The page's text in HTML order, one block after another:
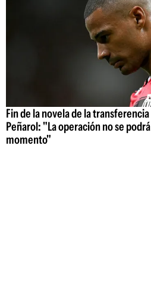
Fin de la novela de la
Peñarol: "La operación no se
momento"